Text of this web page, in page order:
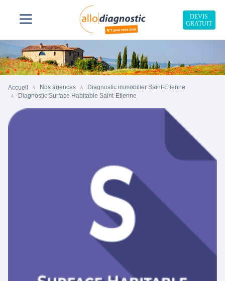
DEVIS
GRATUIT
Accueil Nos agences
Diagnostic immobilier Saint-Etienne
Diagnostic Surface Habitable Saint-Etienne